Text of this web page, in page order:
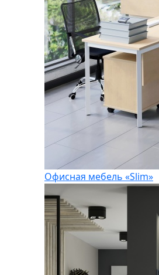
Офисная мебель «Slim»